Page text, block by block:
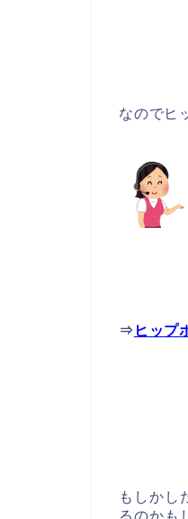
なのでヒ
⇒ ヒップ
もしかし
るのかも